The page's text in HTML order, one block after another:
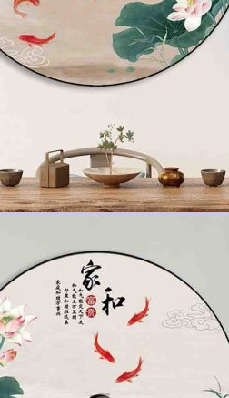
Tranh Cá Chép
Tranh Đồng Quê
Tranh Con Hổ
giỏ hàng.
kiếm: